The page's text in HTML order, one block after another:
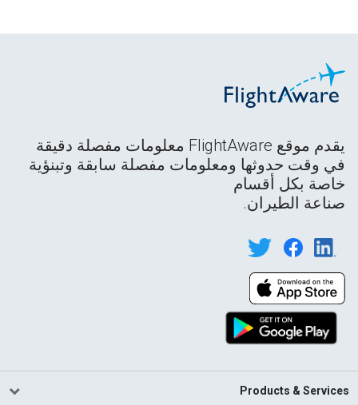
يقدم موقع FlightAware معلومات مفصلة دقيقة
في وقت حدوثها ومعلومات مفصلة سابقة وتبنؤية
خاصة بكل أقسام
صناعة الطيران.
Products & Services